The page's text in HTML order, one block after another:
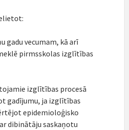
gadu vecumam, kā arī
pirmsskolas izglītības
izglītības procesā
gadījumu, ja izglītības
epidemioloģisko
dibinātāju saskaņotu